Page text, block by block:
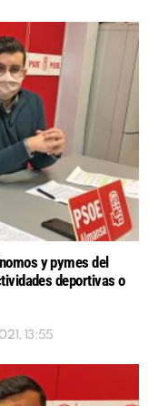
y pymes del
deportivas o
13:55